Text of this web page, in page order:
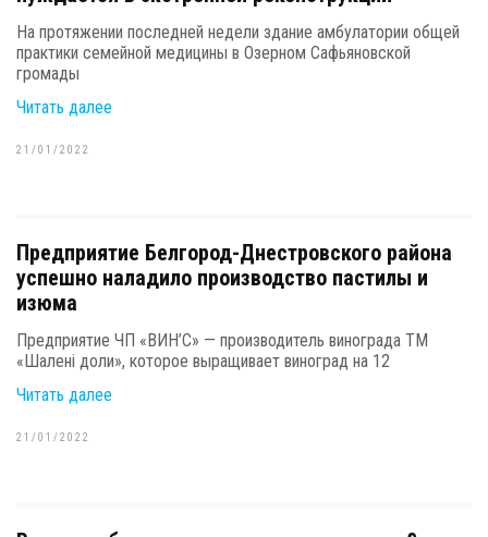
На протяжении последней недели здание амбулатории общей
практики семейной медицины в Озерном Сафьяновской
громады
Читать далее
21/01/2022
Предприятие Белгород-Днестровского района
успешно наладило производство пастилы и
изюма
Предприятие ЧП «ВИН’С» — производитель винограда ТМ
«Шалені доли», которое выращивает виноград на 12
Читать далее
21/01/2022